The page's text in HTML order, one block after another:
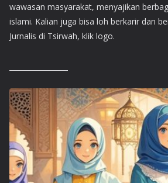
wawasan masyarakat, menyajikan
islami. Kalian juga bisa loh berkarir dan
Jurnalis di Tsirwah, klik logo.